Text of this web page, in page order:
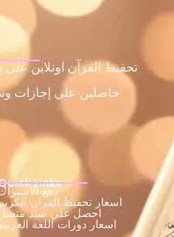
تحفيظ القرآن اونلاين
حاصلين علي إجازات
Links
دفع
اسعار تحفيظ القران
احصل علي سند
اسعار دورات اللغة